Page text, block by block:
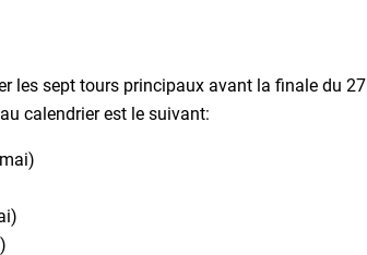
les sept tours principaux avant la finale du 27
calendrier est le suivant: